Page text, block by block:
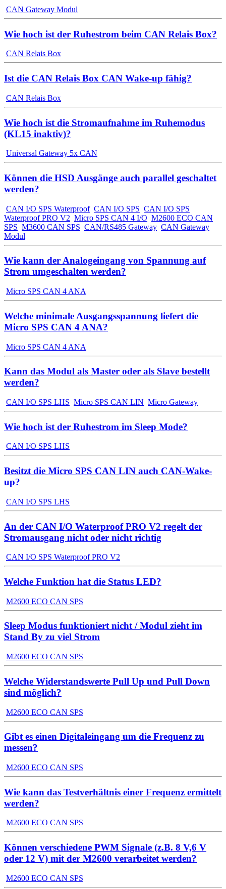
CAN Gateway Modul
Wie hoch ist der Ruhestrom beim CAN Relais Box?
CAN Relais Box
Ist die CAN Relais Box CAN Wake-up fähig?
CAN Relais Box
Wie hoch ist die Stromaufnahme im Ruhemodus
(KL15 inaktiv)?
Universal Gateway 5x CAN
Können die HSD Ausgänge auch parallel geschaltet
werden?
CAN I/O SPS Waterproof CAN I/O SPS CAN I/O SPS
Waterproof PRO V2 Micro SPS CAN 4 I/O M2600 ECO CAN
SPS M3600 CAN SPS CAN/RS485 Gateway CAN Gateway
Modul
Wie kann der Analogeingang von Spannung auf
Strom umgeschalten werden?
Micro SPS CAN 4 ANA
Welche minimale Ausgangsspannung liefert die
Micro SPS CAN 4 ANA?
Micro SPS CAN 4 ANA
Kann das Modul als Master oder als Slave bestellt
werden?
CAN I/O SPS LHS Micro SPS CAN LIN Micro Gateway
Wie hoch ist der Ruhestrom im Sleep Mode?
CAN I/O SPS LHS
Besitzt die Micro SPS CAN LIN auch CAN-Wake-
up?
CAN I/O SPS LHS
An der CAN I/O Waterproof PRO V2 regelt der
Stromausgang nicht oder nicht richtig
CAN I/O SPS Waterproof PRO V2
Welche Funktion hat die Status LED?
M2600 ECO CAN SPS
Sleep Modus funktioniert nicht / Modul zieht im
Stand By zu viel Strom
M2600 ECO CAN SPS
Welche Widerstandswerte Pull Up und Pull Down
sind möglich?
M2600 ECO CAN SPS
Gibt es einen Digitaleingang um die Frequenz zu
messen?
M2600 ECO CAN SPS
Wie kann das Testverhältnis einer Frequenz ermittelt
werden?
M2600 ECO CAN SPS
Können verschiedene PWM Signale (z.B. 8 V,6 V
oder 12 V) mit der M2600 verarbeitet werden?
M2600 ECO CAN SPS